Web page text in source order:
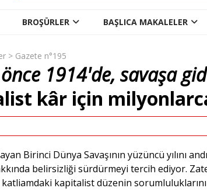
BROŞÜRLER BAŞLICA MAKALELER
> Gazete n°195
önce 1914'de, savaşa
kâr için
Birinci Dünya Savaşının yüzüncü yılını
belirsizliği sürdürmeyi tercih ediyor.
kapitalist düzenin